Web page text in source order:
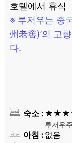
호텔에서 휴식
※ 루저우는 중
州老窖)’의 고
다.
숙소
루저우
아침
없음